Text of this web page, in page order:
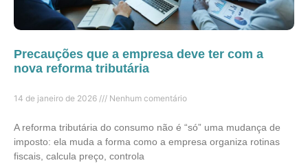
Precauções que a empresa deve ter com a
nova reforma tributária
14 de janeiro de 2026 Nenhum comentário
A reforma tributária do consumo não é “só” uma mudança de
imposto: ela muda a forma como a empresa organiza rotinas
fiscais, calcula preço, controla